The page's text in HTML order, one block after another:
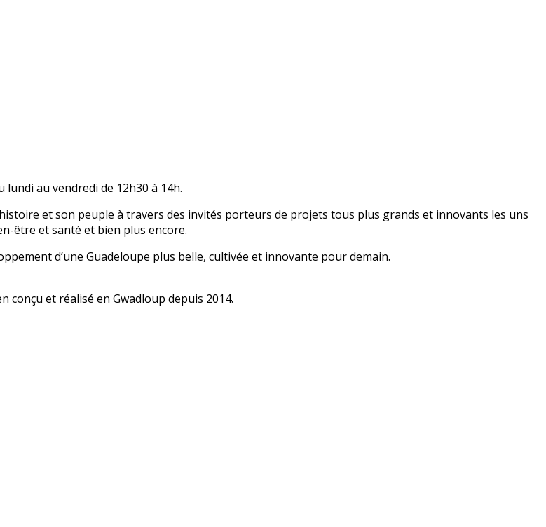
au vendredi de 12h30 à 14h.
et son peuple à travers des invités porteurs de projets tous plus grands et innovants les uns
être et santé et bien plus encore.
d’une Guadeloupe plus belle, cultivée et innovante pour demain.
conçu et réalisé en Gwadloup depuis 2014.